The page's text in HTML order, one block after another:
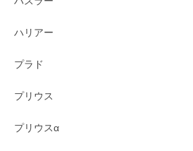
ハリアー
プラド
プリウス
プリウスα